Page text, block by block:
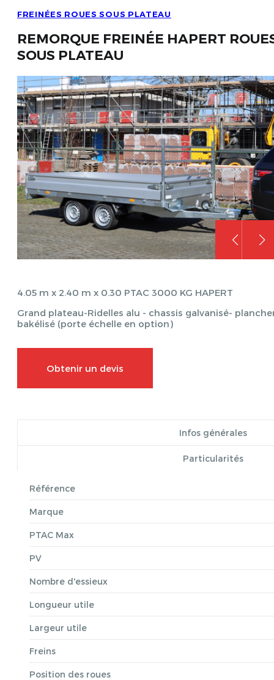
FREINÉES ROUES SOUS PLATEAU
REMORQUE FREINÉE HAPERT
SOUS PLATEAU
4.05 m x 2.40 m x 0.30 PTAC 3000 KG HAPERT
Grand plateau-Ridelles alu - chassis galvanisé-
bakélisé (porte échelle en option)
Obtenir un devis
Infos générales
Particularités
Référence
Marque
PTAC Max
PV
Nombre d'essieux
Longueur utile
Largeur utile
Freins
Position des roues